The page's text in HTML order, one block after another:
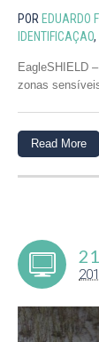
POR EDUARDO
IDENTIFICAÇAO,
EagleSHIELD
zonas
Read More